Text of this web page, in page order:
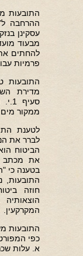
ההרחבה
עסקינן
מבעוד
פרמיות עבורה
התובעות
מדירת
ממקור מים
לברר את
בטענה כי
חוזה
המקרקעין.
כפי
א. עלות שכר